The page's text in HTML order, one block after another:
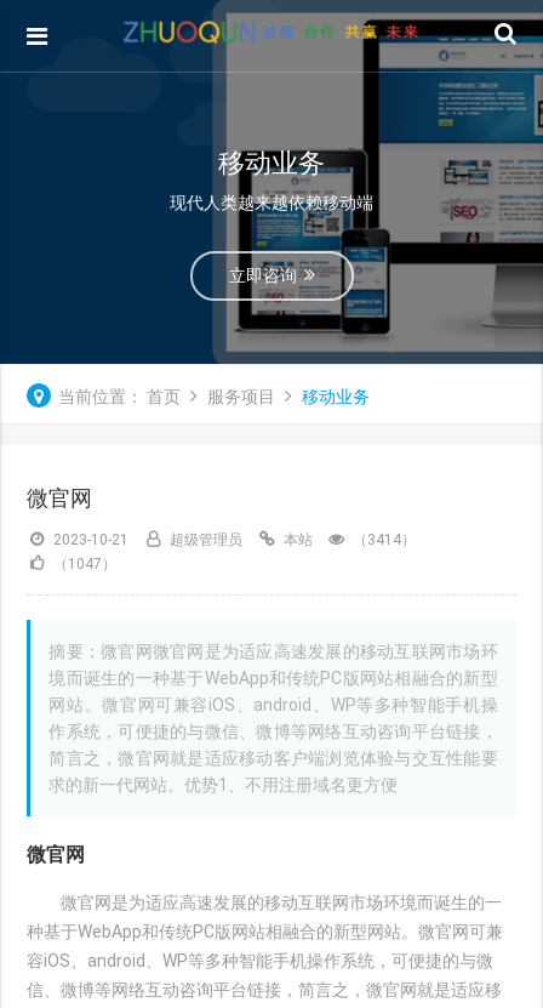
移动业务
现代人类越来越依赖移动端
立即咨询
当前位置： 首页 服务项目 移动业务
微官网
2023-10-21 超级管理员 本站
（3414）
（1047）
摘要：微官网微官网是为适应高速发展的移动互联网市场环
境而诞生的一种基于WebApp和传统PC版网站相融合的新型
网站。微官网可兼容iOS、android、WP等多种智能手机操
作系统，可便捷的与微信、微博等网络互动咨询平台链接，
简言之，微官网就是适应移动客户端浏览体验与交互性能要
求的新一代网站。优势1、不用注册域名更方便
微官网
微官网是为适应高速发展的移动互联网市场环境而诞生的一
种基于WebApp和传统PC版网站相融合的新型网站。微官网可兼
容iOS、android、WP等多种智能手机操作系统，可便捷的与微
信、微博等网络互动咨询平台链接，简言之，微官网就是适应移